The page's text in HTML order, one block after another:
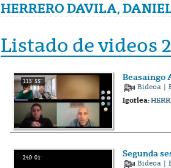
HERRERO DAVILA,
Listado de videos
113' 55'' Beasaingo
Bideoa |
Igorlea:
240' 01'' Segunda
Bideoa |